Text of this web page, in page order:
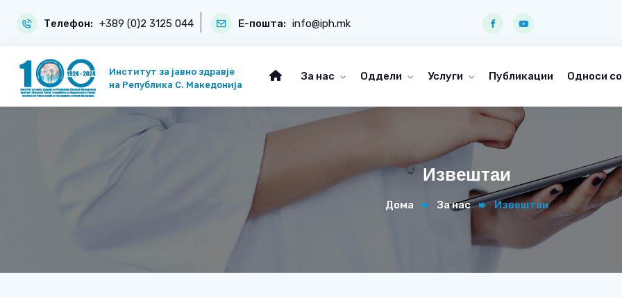
Телефон: +389 (0)2 3125 044 Е-пошта: info@iph.mk
Институт за јавно здравје
на Република С. Македонија
За нас Оддели Услуги Публикации Односи
Извештаи
Дома За нас Извештаи